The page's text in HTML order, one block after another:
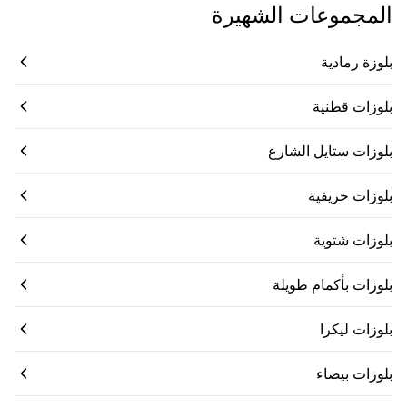
المجموعات الشهيرة
بلوزة رمادية
بلوزات قطنية
بلوزات ستايل الشارع
بلوزات خريفية
بلوزات شتوية
بلوزات بأكمام طويلة
بلوزات ليكرا
بلوزات بيضاء